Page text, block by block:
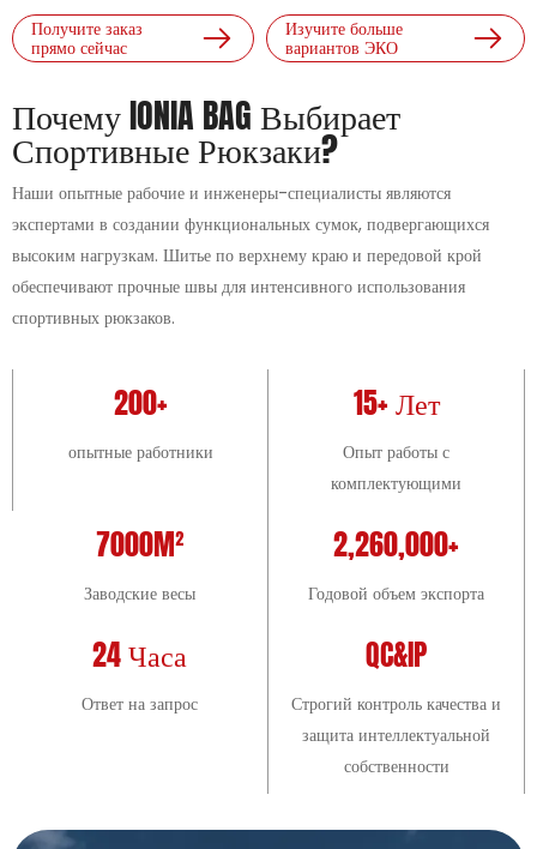
Получите заказ
прямо сейчас
Изучите больше
вариантов ЭКО
Почему IONIA BAG Выбирает
Спортивные Рюкзаки?
Наши опытные рабочие и инженеры-специалисты являются
экспертами в создании функциональных сумок, подвергающихся
высоким нагрузкам. Шитье по верхнему краю и передовой крой
обеспечивают прочные швы для интенсивного использования
спортивных рюкзаков.
200+
опытные работники
15+ Лет
Опыт работы с
комплектующими
7000M²
Заводские весы
2,260,000+
Годовой объем экспорта
24 Часа
Ответ на запрос
QC&IP
Строгий контроль качества и
защита интеллектуальной
собственности